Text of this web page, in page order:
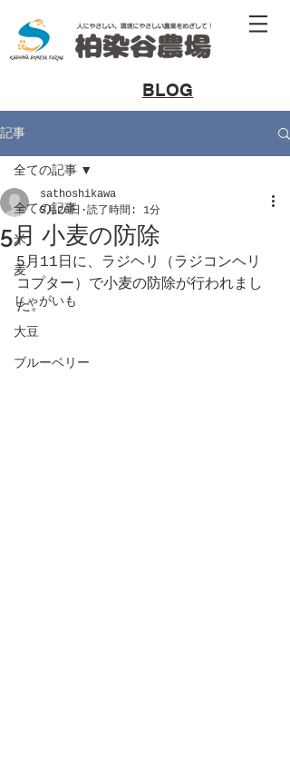
​BLOG
記事
全ての記事
米
麦
じゃがいも
大豆
ブルーベリー
全ての記事
5月 小麦の防除
sathoshikawa
5月26日
読了時間: 1分
5月11日に、ラジヘリ（ラジコンヘリ
コプター）で小麦の防除が行われまし
た。